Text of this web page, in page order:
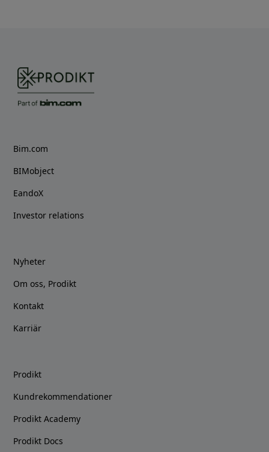
Bim.com
BIMobject
EandoX
Investor relations
Nyheter
Om oss, Prodikt
Kontakt
Karriär
Prodikt
Kundrekommendationer
Prodikt Academy
Prodikt Docs